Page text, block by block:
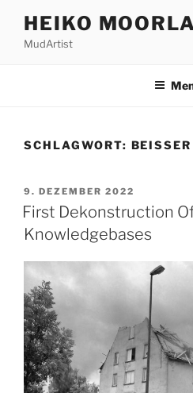
Inhalt
springen
HEIKO
MudArtist
SCHLAGWORT: BEISSER
VERÖFFENTLICHT
AM
9. DEZEMBER 2022
First Dekonstruction
Knowledgebases